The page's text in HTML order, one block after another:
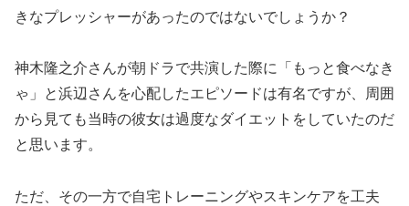
きなプレッシャーがあったのではないでしょうか？
神木隆之介さんが朝ドラで共演した際に「もっと食べなき
ゃ」と浜辺さんを心配したエピソードは有名ですが、周囲
から見ても当時の彼女は過度なダイエットをしていたのだ
と思います。
ただ、その一方で自宅トレーニングやスキンケアを工夫